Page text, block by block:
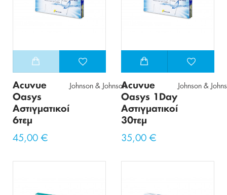
Acuvue
Oasys
Αστιγματικοί
6τεμ
Johnson & Johnson
45,00 €
Acuvue
Oasys 1Day
Αστιγματικοί
30τεμ
Johnson &
35,00 €